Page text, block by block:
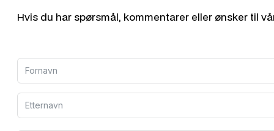
Hvis du har spørsmål, kommentarer eller ønsker til